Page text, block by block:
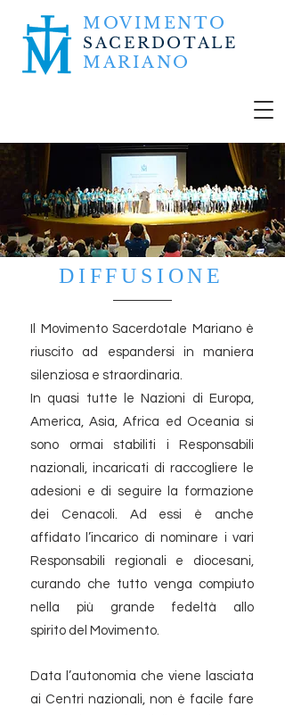
MOVIMENTO
SACERDOTALE
MARIANO
DIFFUSIONE
Il Movimento Sacerdotale Mariano è
riuscito ad espandersi in maniera
silenziosa e straordinaria.
In quasi tutte le Nazioni di Europa,
America, Asia, Africa ed Oceania si
sono ormai stabiliti i Responsabili
nazionali, incaricati di raccogliere le
adesioni e di seguire la formazione
dei Cenacoli. Ad essi è anche
affidato l’incarico di nominare i vari
Responsabili regionali e diocesani,
curando che tutto venga compiuto
nella più grande fedeltà allo
spirito del Movimento.
Data l’autonomia che viene lasciata
ai Centri nazionali, non è facile fare